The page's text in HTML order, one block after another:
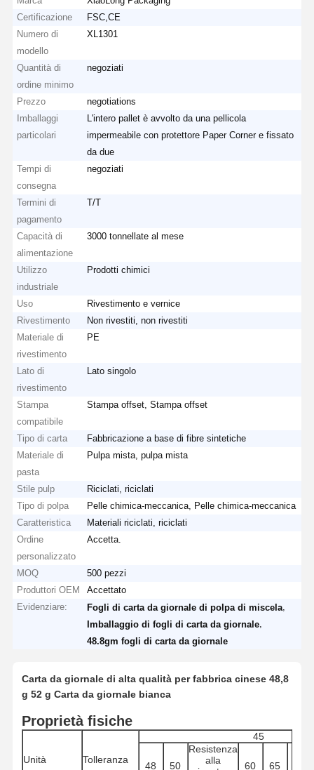
Certificazione
FSC,CE
Numero di
modello
XL1301
Quantità di
ordine minimo
negoziati
Prezzo
negotiations
Imballaggi
particolari
L'intero pallet è avvolto da una pellicola
impermeabile con protettore Paper Corner e fissato
da due
Tempi di
consegna
negoziati
Termini di
pagamento
T/T
Capacità di
alimentazione
3000 tonnellate al mese
Utilizzo
industriale
Prodotti chimici
Uso
Rivestimento e vernice
Rivestimento
Non rivestiti, non rivestiti
Materiale di
rivestimento
PE
Lato di
rivestimento
Lato singolo
Stampa
compatibile
Stampa offset, Stampa offset
Tipo di carta
Fabbricazione a base di fibre sintetiche
Materiale di
pasta
Pulpa mista, pulpa mista
Stile pulp
Riciclati, riciclati
Tipo di polpa
Pelle chimica-meccanica, Pelle chimica-meccanica
Caratteristica
Materiali riciclati, riciclati
Ordine
personalizzato
Accetta.
MOQ
500 pezzi
Produttori OEM
Accettato
Evidenziare:
Fogli di carta da giornale di polpa di miscela
Imballaggio di fogli di carta da giornale
48.8gm fogli di carta da giornale
Carta da giornale di alta qualità per fabbrica cinese 48,8
g 52 g Carta da giornale bianca
Proprietà fisiche
Unità Tolleranza
45
48 50
Resistenza
alla
60 65